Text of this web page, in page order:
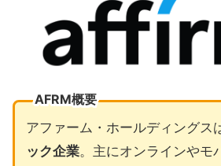
AFRM概要
アファーム・ホールディングス
ック企業。主にオンラインやモ